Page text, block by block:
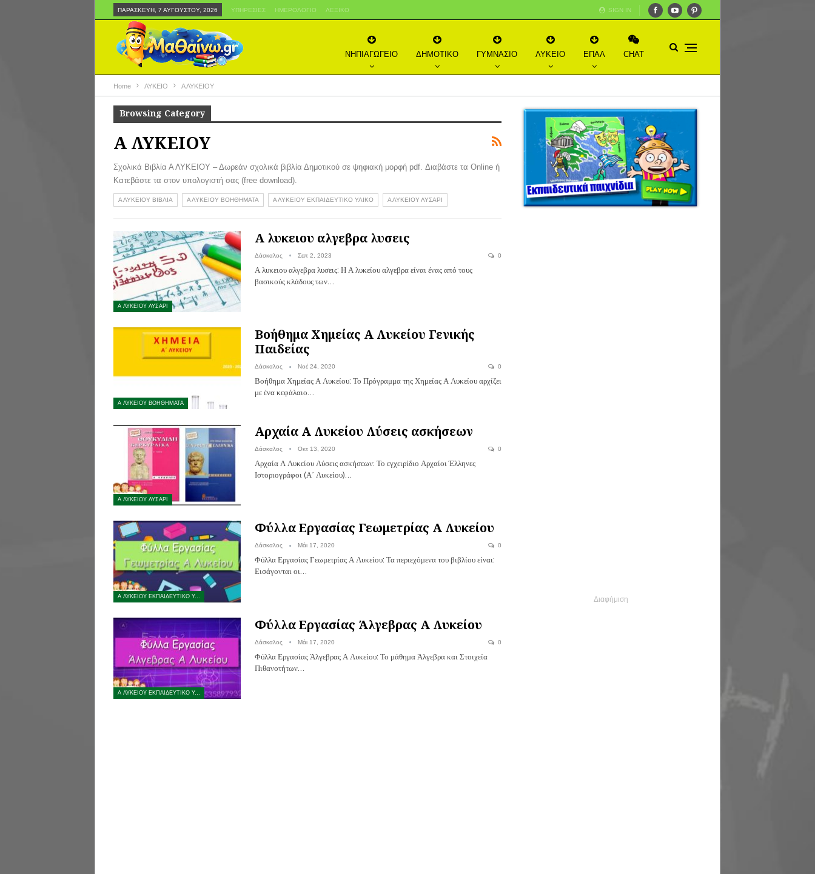
SIGN IN
ΠΑΡΑΣΚΕΥΉ, 7 ΑΥΓΟΎΣΤΟΥ, 2026 ΥΠΗΡΕΣΊΕΣ ΗΜΕΡΟΛΌΓΙΟ ΛΕΞΙΚΌ
ΝΗΠΙΑΓΩΓΕΙΟ ΔΗΜΟΤΙΚΟ ΓΥΜΝΑΣΙΟ ΛΥΚΕΙΟ ΕΠΑΛ CHAT
Home ΛΥΚΕΙΟ Α ΛΥΚΕΙΟΥ
Browsing Category
Α ΛΥΚΕΙΟΥ
Σχολικά Βιβλία Α ΛΥΚΕΙΟΥ – Δωρεάν σχολικά βιβλία Δημοτικού σε ψηφιακή μορφή pdf. Διαβάστε τα Online ή
Κατεβάστε τα στον υπολογιστή σας (free download).
Α ΛΥΚΕΙΟΥ ΒΙΒΛΙΑ Α ΛΥΚΕΙΟΥ ΒΟΗΘΗΜΑΤΑ Α ΛΥΚΕΙΟΥ ΕΚΠΑΙΔΕΥΤΙΚΟ ΥΛΙΚΟ Α ΛΥΚΕΙΟΥ ΛΥΣΑΡΙ
Α ΛΥΚΕΙΟΥ ΛΥΣΑΡΙ
Α λυκειου αλγεβρα λυσεις
Δάσκαλος Σεπ 2, 2023 0
Α λυκειου αλγεβρα λυσεις: Η Α λυκείου αλγεβρα είναι ένας από τους
βασικούς κλάδους των…
Α ΛΥΚΕΙΟΥ ΒΟΗΘΗΜΑΤΑ
Βοήθημα Χημείας Α Λυκείου Γενικής
Παιδείας
Δάσκαλος Νοέ 24, 2020 0
Βοήθημα Χημείας Α Λυκείου: Το Πρόγραμμα της Χημείας Α Λυκείου αρχίζει
με ένα κεφάλαιο…
Α ΛΥΚΕΙΟΥ ΛΥΣΑΡΙ
Αρχαία Α Λυκείου Λύσεις ασκήσεων
Δάσκαλος Οκτ 13, 2020 0
Αρχαία Α Λυκείου Λύσεις ασκήσεων: Το εγχειρίδιο Αρχαίοι Έλληνες
Ιστοριογράφοι (Α΄ Λυκείου)…
Α ΛΥΚΕΙΟΥ ΕΚΠΑΙΔΕΥΤΙΚΟ ΥΛΙΚΟ
Φύλλα Εργασίας Γεωμετρίας Α Λυκείου
Δάσκαλος Μάι 17, 2020 0
Φύλλα Εργασίας Γεωμετρίας Α Λυκείου: Τα περιεχόμενα του βιβλίου είναι:
Εισάγονται οι…
Α ΛΥΚΕΙΟΥ ΕΚΠΑΙΔΕΥΤΙΚΟ ΥΛΙΚΟ
Φύλλα Εργασίας Άλγεβρας Α Λυκείου
Δάσκαλος Μάι 17, 2020 0
Φύλλα Εργασίας Άλγεβρας Α Λυκείου: Το μάθημα Άλγεβρα και Στοιχεία
Πιθανοτήτων…
Διαφήμιση